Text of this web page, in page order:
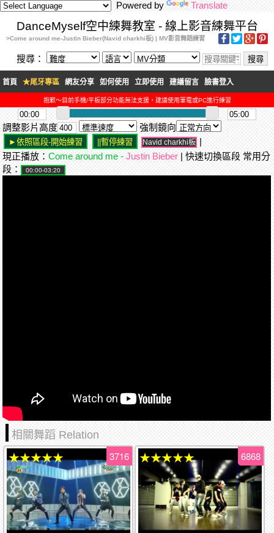
Powered by Translate
DanceMyself空中練舞教室 - 線上影音練舞平台
>Come around me-Justin Bieber(Navid charkhi板) | MV影音舞蹈練習
搜尋：
首頁 ★尾牙專區 網友分享 如何使用 立即使用 建議留言 臉書登入
抱歉～目前手機/平板部分功能無法支援，建議使用筆電或PC進行練習
調整影片高度 強制鏡向
Navid charkhi板 |
現正播放：Come around me -Justin Bieber | 快速切換區段 常用分
段：
相關舞蹈 Relation
3716
★★★★★ 6868
★★★★★